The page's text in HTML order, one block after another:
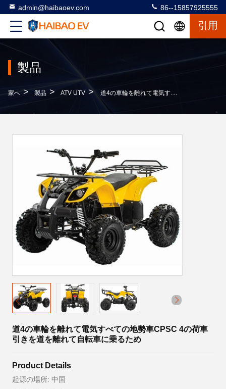
admin@haibaoev.com 86--15857925555
引用
製品
家へ > 製品 > ATV UTV > 道4の車輪を離れて電気すべての地勢車CPSC 4の荷車引きを道を離れて自転車に乗るため
道4の車輪を離れて電気すべての地勢車CPSC 4の荷車
引きを道を離れて自転車に乗るため
Product Details
起源の場所: 中国